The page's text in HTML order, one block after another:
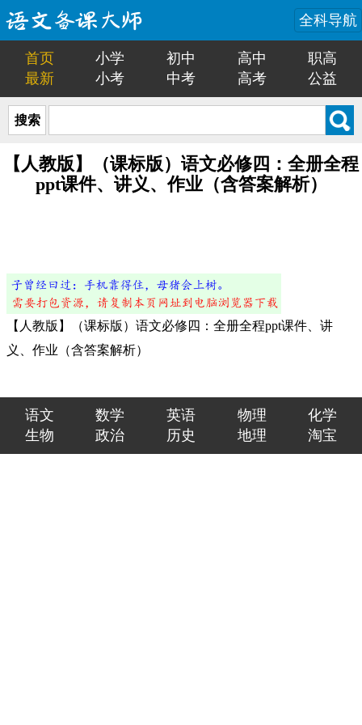
全科导航
首页 小学 初中 高中
职高
最新
小考 中考 高考 公益
搜索
【人教版】（课标版）语文必修四：全册全程
ppt课件、讲义、作业（含答案解析）
【人教版】（课标版）语文必修四：全册全程ppt课件、讲
义、作业（含答案解析）
语文 数学 英语 物理
化学
生物
政治 历史 地理 淘宝